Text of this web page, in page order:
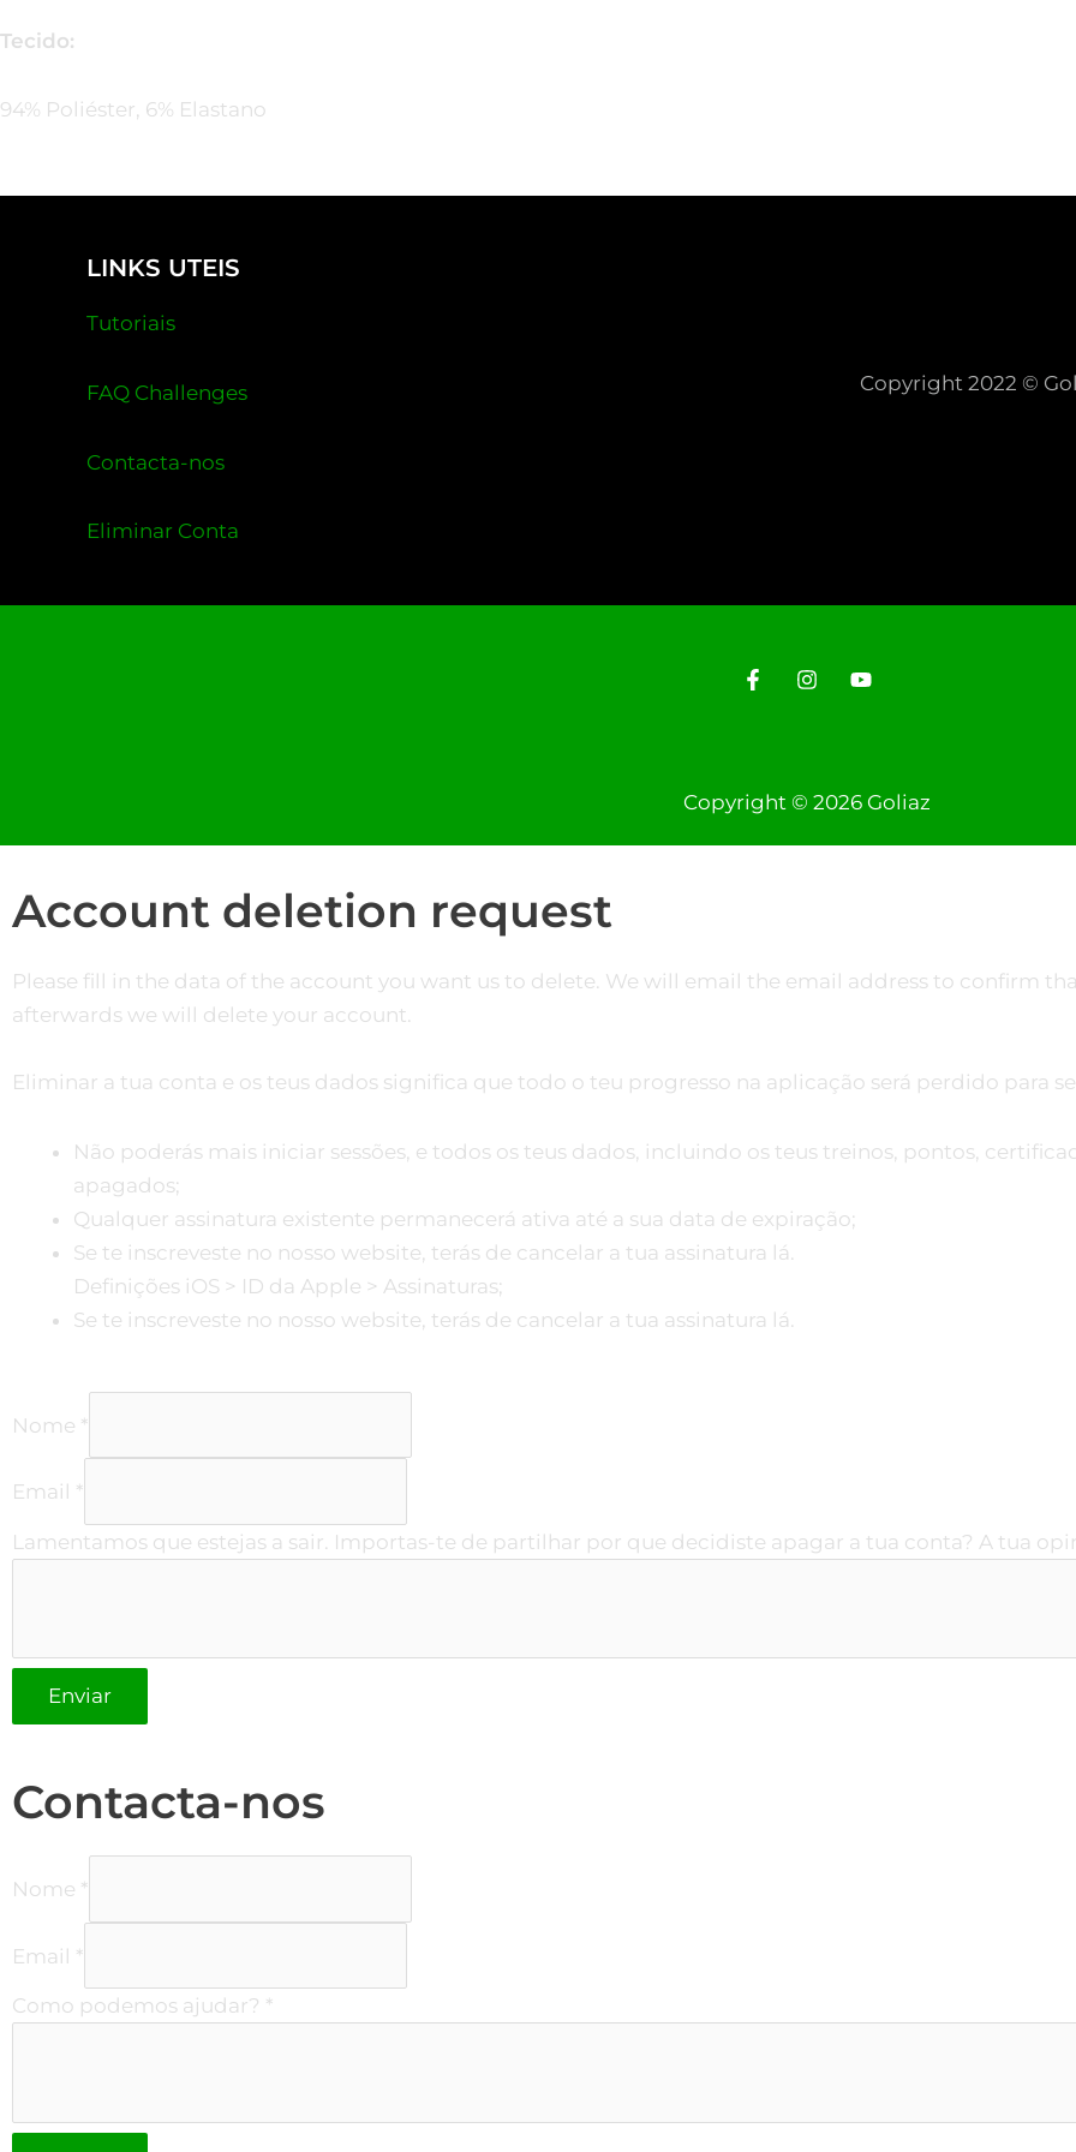
Tecido:
94% Poliéster, 6% Elastano
LINKS UTEIS
Tutoriais
FAQ Challenges
Contacta-nos
Eliminar Conta
Copyright 2022 ©
Copyright © 2026 Goliaz
Account deletion request
Please fill in the data of the account you want us to delete. We will email the email address to confirm
afterwards we will delete your account.
Eliminar a tua conta e os teus dados significa que todo o teu progresso na aplicação será perdido para
Não poderás mais iniciar sessões, e todos os teus dados, incluindo os teus treinos, pontos,
apagados;
Qualquer assinatura existente permanecerá ativa até a sua data de expiração;
Se te inscreveste no nosso website, terás de cancelar a tua assinatura lá.
Definições iOS > ID da Apple > Assinaturas;
Se te inscreveste no nosso website, terás de cancelar a tua assinatura lá.
Nome *
Email *
Lamentamos que estejas a sair. Importas-te de partilhar por que decidiste apagar a tua conta? A tua
Enviar
Contacta-nos
Nome *
Email *
Como podemos ajudar? *